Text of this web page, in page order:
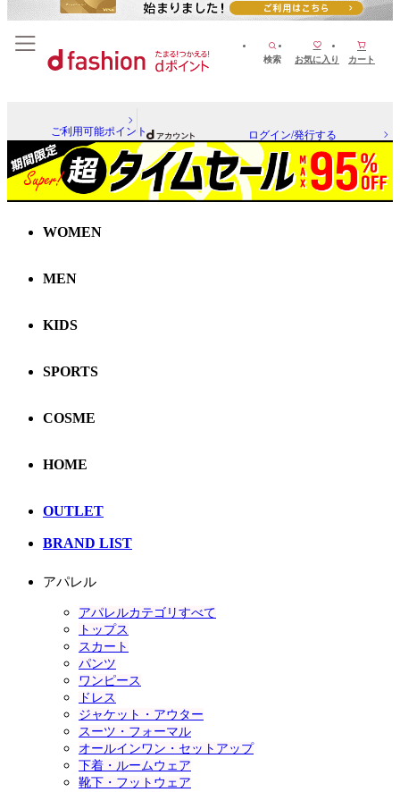
検索 お気に入り カート
ご利用可能ポイント ログイン/発行する
WOMEN
MEN
KIDS
SPORTS
COSME
HOME
OUTLET
BRAND LIST
アパレル
アパレルカテゴリすべて
トップス
スカート
パンツ
ワンピース
ドレス
ジャケット・アウター
スーツ・フォーマル
オールインワン・セットアップ
下着・ルームウェア
靴下・フットウェア